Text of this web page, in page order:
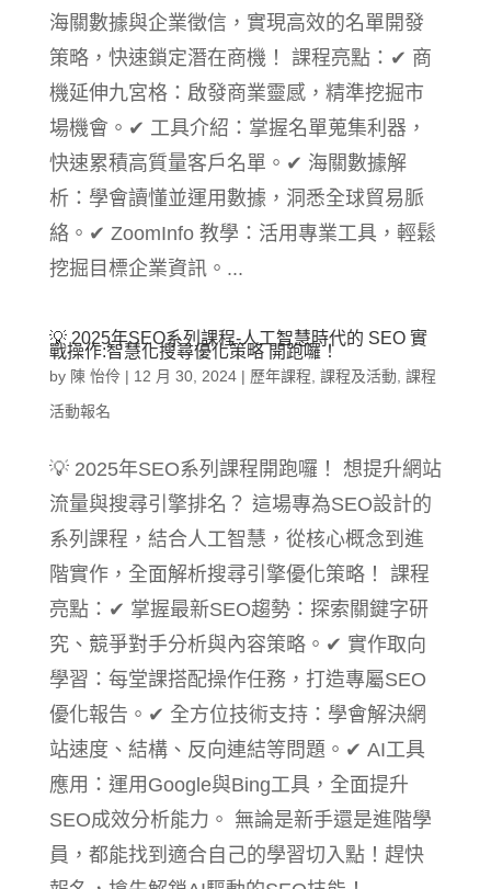
海關數據與企業徵信，實現高效的名單開發
策略，快速鎖定潛在商機！ 課程亮點：✔ 商
機延伸九宮格：啟發商業靈感，精準挖掘市
場機會。✔ 工具介紹：掌握名單蒐集利器，
快速累積高質量客戶名單。✔ 海關數據解
析：學會讀懂並運用數據，洞悉全球貿易脈
絡。✔ ZoomInfo 教學：活用專業工具，輕鬆
挖掘目標企業資訊。...
💡 2025年SEO系列課程-人工智慧時代的 SEO 實
戰操作:智慧化搜尋優化策略 開跑囉！
by 陳 怡伶| 12 月 30, 2024| 歷年課程 課程及活動 課程
活動報名
💡 2025年SEO系列課程開跑囉！ 想提升網站
流量與搜尋引擎排名？ 這場專為SEO設計的
系列課程，結合人工智慧，從核心概念到進
階實作，全面解析搜尋引擎優化策略！ 課程
亮點：✔ 掌握最新SEO趨勢：探索關鍵字研
究、競爭對手分析與內容策略。✔ 實作取向
學習：每堂課搭配操作任務，打造專屬SEO
優化報告。✔ 全方位技術支持：學會解決網
站速度、結構、反向連結等問題。✔ AI工具
應用：運用Google與Bing工具，全面提升
SEO成效分析能力。 無論是新手還是進階學
員，都能找到適合自己的學習切入點！趕快